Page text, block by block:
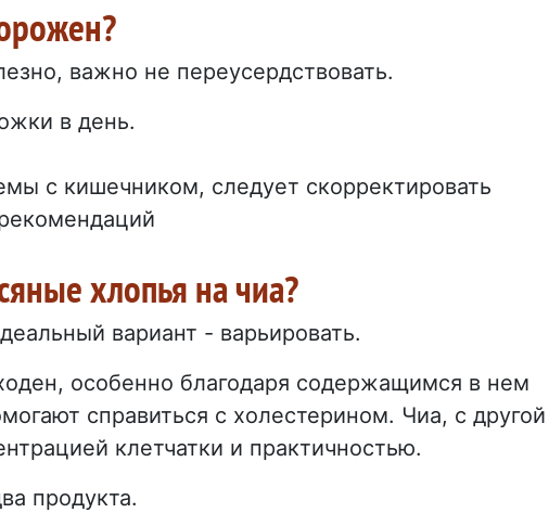
важно не переусердствовать.
в день.
с кишечником, следует скорректировать
хлопья на чиа?
вариант - варьировать.
особенно благодаря содержащимся в нем
справиться с холестерином. Чиа, с другой
клетчатки и практичностью.
продукта.